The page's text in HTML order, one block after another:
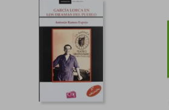
15%
$ 20.40